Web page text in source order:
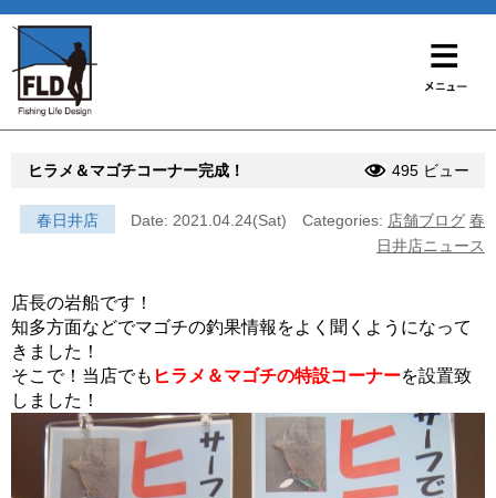
ヒラメ＆マゴチコーナー完成！ 495 ビュー
春日井店 Date: 2021.04.24(Sat) Categories: 店舗ブログ 春
日井店ニュース
店長の岩船です！
知多方面などでマゴチの釣果情報をよく聞くようになって
きました！
そこで！当店でも ヒラメ＆マゴチの特設コーナーを設置致
しました！